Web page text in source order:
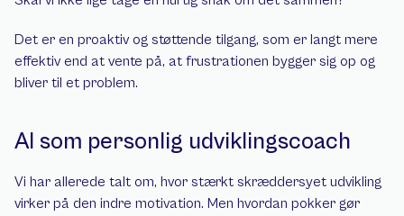
Det er en proaktiv og støttende tilgang, som er langt mere
effektiv end at vente på, at frustrationen bygger sig op og
bliver til et problem.
AI som personlig udviklingscoach
Vi har allerede talt om, hvor stærkt skræddersyet udvikling
virker på den indre motivation. Men hvordan pokker gør